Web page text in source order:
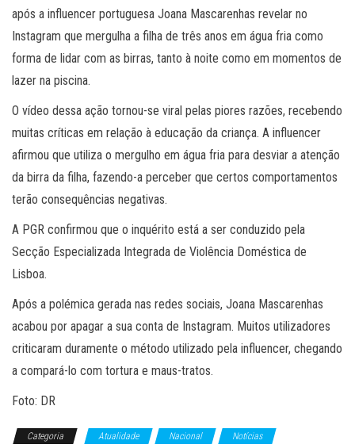
após a influencer portuguesa Joana Mascarenhas revelar no
Instagram que mergulha a filha de três anos em água fria como
forma de lidar com as birras, tanto à noite como em momentos de
lazer na piscina.
O vídeo dessa ação tornou-se viral pelas piores razões, recebendo
muitas críticas em relação à educação da criança. A influencer
afirmou que utiliza o mergulho em água fria para desviar a atenção
da birra da filha, fazendo-a perceber que certos comportamentos
terão consequências negativas.
A PGR confirmou que o inquérito está a ser conduzido pela
Secção Especializada Integrada de Violência Doméstica de
Lisboa.
Após a polémica gerada nas redes sociais, Joana Mascarenhas
acabou por apagar a sua conta de Instagram. Muitos utilizadores
criticaram duramente o método utilizado pela influencer, chegando
a compará-lo com tortura e maus-tratos.
Foto: DR
Categoria Atualidade Nacional Notícias